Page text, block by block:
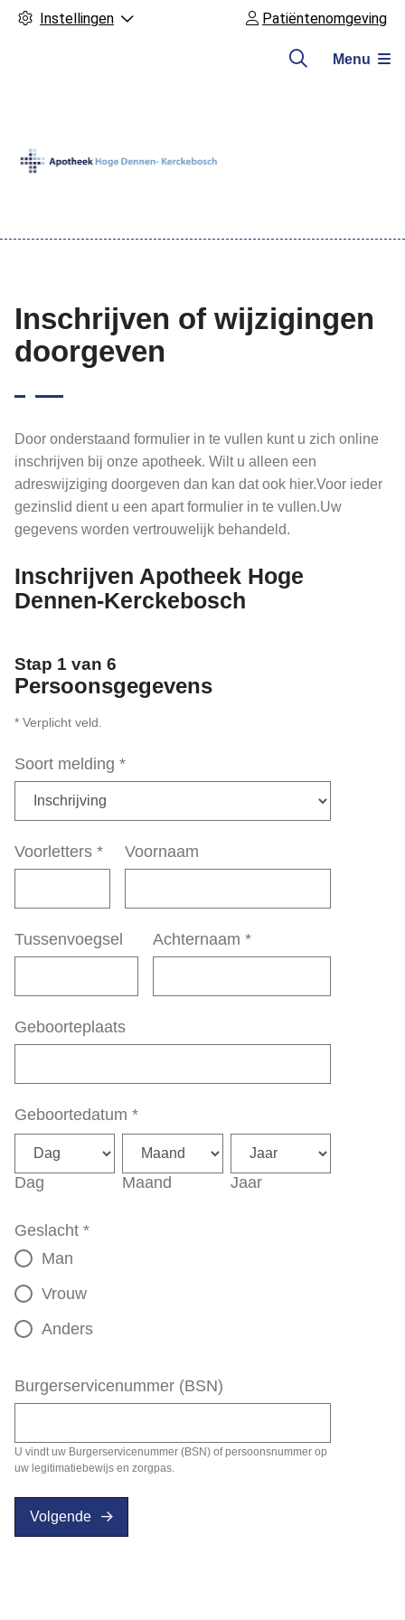
Instellingen Patiëntenomgeving
Menu
Inschrijven of wijzigingen
doorgeven
Door onderstaand formulier in te vullen kunt u zich online
inschrijven bij onze apotheek. Wilt u alleen een
adreswijziging doorgeven dan kan dat ook hier.Voor ieder
gezinslid dient u een apart formulier in te vullen.Uw
gegevens worden vertrouwelijk behandeld.
Inschrijven Apotheek Hoge
Dennen-Kerckebosch
Stap 1 van 6
Persoonsgegevens
* Verplicht veld.
Soort melding *
Voorletters * Voornaam
Tussenvoegsel Achternaam *
Geboorteplaats
Geboortedatum *
Dag Maand Jaar
Geslacht *
Man
Vrouw
Anders
Burgerservicenummer (BSN)
U vindt uw Burgerservicenummer (BSN) of persoonsnummer op
uw legitimatiebewijs en zorgpas.
Volgende